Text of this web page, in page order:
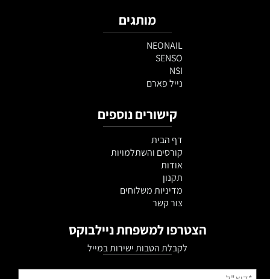
מותגים
NEONAIL
SENSO
NSI
נייל פארם
קישורים נוספים
דף הבית
קורסים והשתלמויות
אודות
תקנון
מדיניות משלוחים
צור קשר
הצטרפו למשפחת ניילבוקס
לקבלת הטבות ישירות במייל